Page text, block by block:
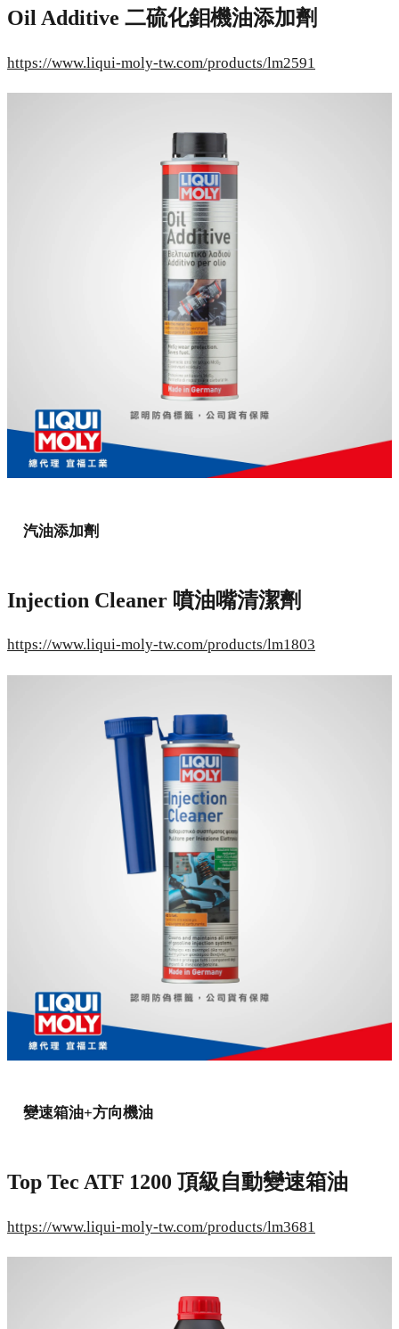
Oil Additive 二硫化鉬機油添加劑
https://www.liqui-moly-tw.com/products/lm2591
汽油添加劑
Injection Cleaner 噴油嘴清潔劑
https://www.liqui-moly-tw.com/products/lm1803
變速箱油+方向機油
Top Tec ATF 1200 頂級自動變速箱油
https://www.liqui-moly-tw.com/products/lm3681